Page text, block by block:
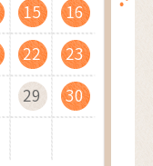
15
16
22
23
29
30
19
20
26
27
17
18
24
25
31
14
15
21
22
28
29
19
20
26
27
16
17
23
24
30 31
20
21
27 28
20
21
27
28
17
18
24
25
15
16
22
23
29
30
19
20
26
27
17
18
24
25
31